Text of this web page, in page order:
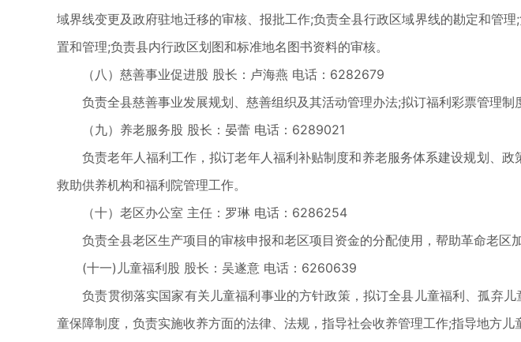
域界线变更及政府驻地迁移的审核、报批工作;负责全县行政区域界线的勘定和管
置和管理;负责县内行政区划图和标准地名图书资料的审核。
（八）慈善事业促进股 股长：卢海燕 电话：6282679
负责全县慈善事业发展规划、慈善组织及其活动管理办法;拟订福利彩票管理制
（九）养老服务股 股长：晏蕾 电话：6289021
负责老年人福利工作，拟订老年人福利补贴制度和养老服务体系建设规划、政
救助供养机构和福利院管理工作。
（十）老区办公室 主任：罗琳 电话：6286254
负责全县老区生产项目的审核申报和老区项目资金的分配使用，帮助革命老区加
(十一)儿童福利股 股长：吴遂意 电话：6260639
负责贯彻落实国家有关儿童福利事业的方针政策，拟订全县儿童福利、孤弃儿
童保障制度，负责实施收养方面的法律、法规，指导社会收养管理工作;指导地方儿